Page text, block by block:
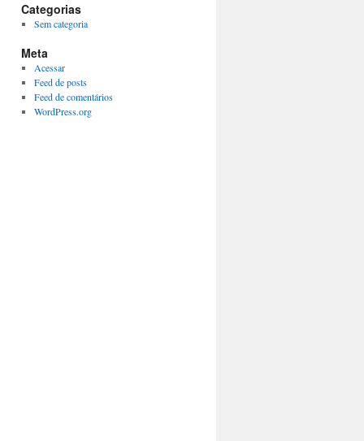
Categorias
Sem categoria
Meta
Acessar
Feed de posts
Feed de comentários
WordPress.org